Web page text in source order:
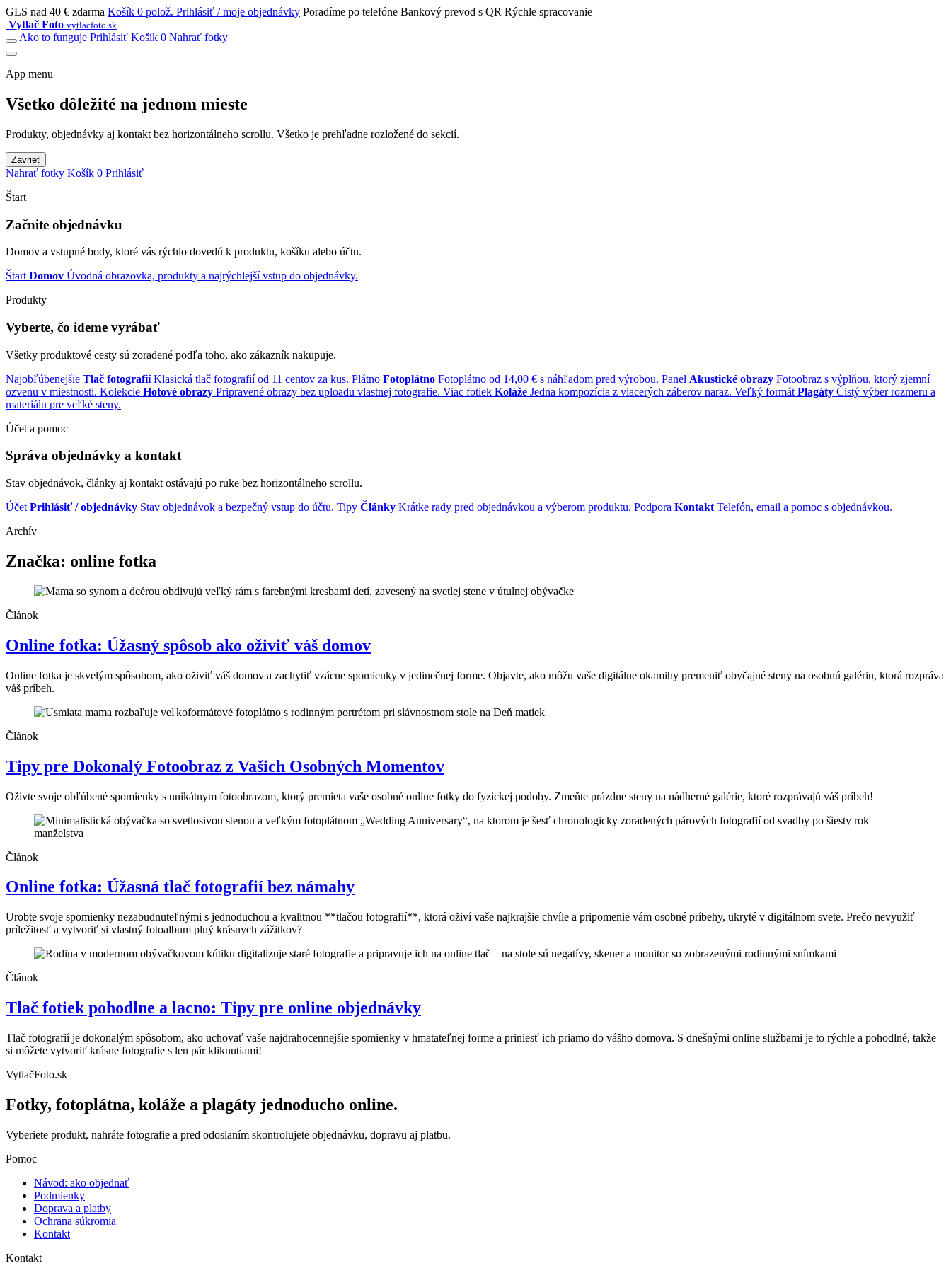
GLS nad 40 € zdarma Košík 0 polož. Prihlásiť / moje objednávky Poradíme po telefóne Bankový prevod s QR Rýchle spracovanie
Vytlač Foto vytlacfoto.sk
Ako to funguje Prihlásiť Košík 0 Nahrať fotky
App menu
Všetko dôležité na jednom mieste
Produkty, objednávky aj kontakt bez horizontálneho scrollu. Všetko je prehľadne rozložené do sekcií.
Zavrieť
Nahrať fotky Košík 0 Prihlásiť
Štart
Začnite objednávku
Domov a vstupné body, ktoré vás rýchlo dovedú k produktu, košíku alebo účtu.
Štart Domov Úvodná obrazovka, produkty a najrýchlejší vstup do objednávky.
Produkty
Vyberte, čo ideme vyrábať
Všetky produktové cesty sú zoradené podľa toho, ako zákazník nakupuje.
Najobľúbenejšie Tlač fotografií Klasická tlač fotografií od 11 centov za kus. Plátno Fotoplátno Fotoplátno od 14,00 € s náhľadom pred výrobou. Panel Akustické obrazy Fotoobraz s výplňou, ktorý zjemní
ozvenu v miestnosti. Kolekcie Hotové obrazy Pripravené obrazy bez uploadu vlastnej fotografie. Viac fotiek Koláže Jedna kompozícia z viacerých záberov naraz. Veľký formát Plagáty Čistý výber rozmeru a
materiálu pre veľké steny.
Účet a pomoc
Správa objednávky a kontakt
Stav objednávok, články aj kontakt ostávajú po ruke bez horizontálneho scrollu.
Účet Prihlásiť / objednávky Stav objednávok a bezpečný vstup do účtu. Tipy Články Krátke rady pred objednávkou a výberom produktu. Podpora Kontakt Telefón, email a pomoc s objednávkou.
Archív
Značka: online fotka
Článok
Online fotka: Úžasný spôsob ako oživiť váš domov
Online fotka je skvelým spôsobom, ako oživiť váš domov a zachytiť vzácne spomienky v jedinečnej forme. Objavte, ako môžu vaše digitálne okamihy premeniť obyčajné steny na osobnú galériu, ktorá rozpráva
váš príbeh.
Článok
Tipy pre Dokonalý Fotoobraz z Vašich Osobných Momentov
Oživte svoje obľúbené spomienky s unikátnym fotoobrazom, ktorý premieta vaše osobné online fotky do fyzickej podoby. Zmeňte prázdne steny na nádherné galérie, ktoré rozprávajú váš príbeh!
Článok
Online fotka: Úžasná tlač fotografií bez námahy
Urobte svoje spomienky nezabudnuteľnými s jednoduchou a kvalitnou **tlačou fotografií**, ktorá oživí vaše najkrajšie chvíle a pripomenie vám osobné príbehy, ukryté v digitálnom svete. Prečo nevyužiť
príležitosť a vytvoriť si vlastný fotoalbum plný krásnych zážitkov?
Článok
Tlač fotiek pohodlne a lacno: Tipy pre online objednávky
Tlač fotografií je dokonalým spôsobom, ako uchovať vaše najdrahocennejšie spomienky v hmatateľnej forme a priniesť ich priamo do vášho domova. S dnešnými online službami je to rýchle a pohodlné, takže
si môžete vytvoriť krásne fotografie s len pár kliknutiami!
VytlačFoto.sk
Fotky, fotoplátna, koláže a plagáty jednoducho online.
Vyberiete produkt, nahráte fotografie a pred odoslaním skontrolujete objednávku, dopravu aj platbu.
Pomoc
Návod: ako objednať
Podmienky
Doprava a platby
Ochrana súkromia
Kontakt
Kontakt